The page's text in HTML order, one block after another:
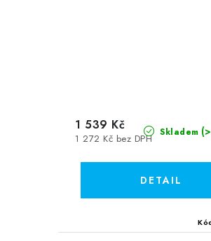
Skladem
1 272 Kč bez DPH
1 539 Kč